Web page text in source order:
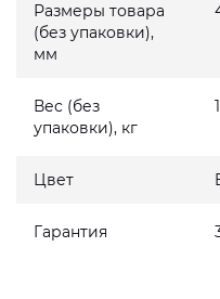
Размеры товара
(без упаковки),
мм
Вес (без
упаковки), кг
Цвет
Гарантия